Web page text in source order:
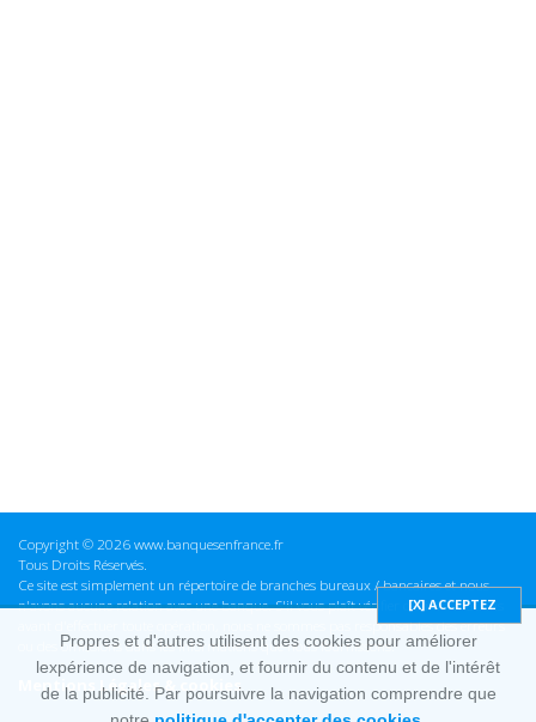
Copyright © 2026 www.banquesenfrance.fr
Tous Droits Réservés.
Ce site est simplement un répertoire de branches bureaux / bancaires et nous
n'avons aucune relation avec une banque. S'il vous plaît vérifier ces informations
avant d'effectuer toute opération, nous ne sommes pas responsables des erreurs
ou des omissions dans les informations que nous fournissons.
Mentions Légales & cookies
Propres et d'autres utilisent des cookies pour améliorer
lexpérience de navigation, et fournir du contenu et de l'intérêt
de la publicité. Par poursuivre la navigation comprendre que